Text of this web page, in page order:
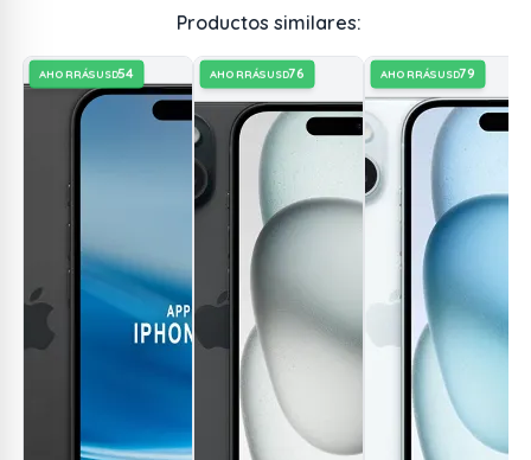
Productos similares:
AHORRÁSUSD54 AHORRÁSUSD76 AHORRÁSUSD79